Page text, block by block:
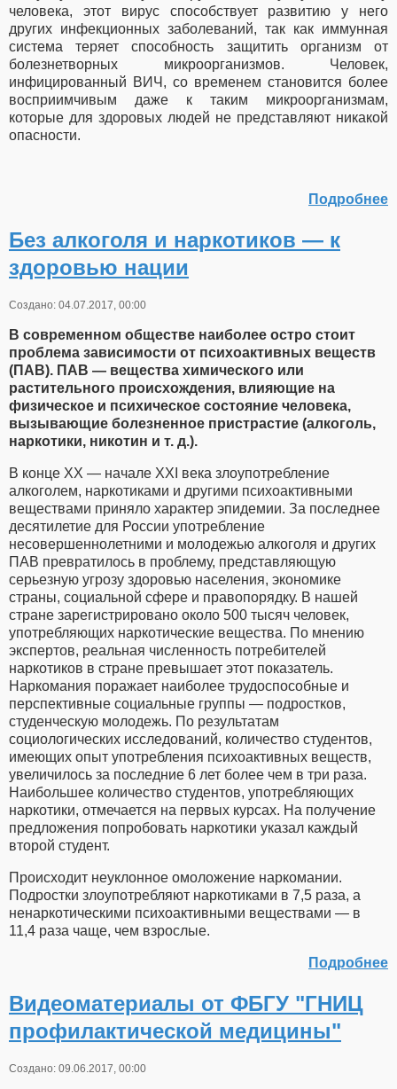
человека, этот вирус способствует развитию у него
других инфекционных заболеваний, так как иммунная
система теряет способность защитить организм от
болезнетворных микроорганизмов. Человек,
инфицированный ВИЧ, со временем становится более
восприимчивым даже к таким микроорганизмам,
которые для здоровых людей не представляют никакой
опасности.
Подробнее
Без алкоголя и наркотиков — к
здоровью нации
Создано: 04.07.2017, 00:00
В современном обществе наиболее остро стоит
проблема зависимости от психоактивных веществ
(ПАВ). ПАВ — вещества химического или
растительного происхождения, влияющие на
физическое и психическое состояние человека,
вызывающие болезненное пристрастие (алкоголь,
наркотики, никотин и т. д.).
В конце XX — начале XXI века злоупотребление
алкоголем, наркотиками и другими психоактивными
веществами приняло характер эпидемии. За последнее
десятилетие для России употребление
несовершеннолетними и молодежью алкоголя и других
ПАВ превратилось в проблему, представляющую
серьезную угрозу здоровью населения, экономике
страны, социальной сфере и правопорядку. В нашей
стране зарегистрировано около 500 тысяч человек,
употребляющих наркотические вещества. По мнению
экспертов, реальная численность потребителей
наркотиков в стране превышает этот показатель.
Наркомания поражает наиболее трудоспособные и
перспективные социальные группы — подростков,
студенческую молодежь. По результатам
социологических исследований, количество студентов,
имеющих опыт употребления психоактивных веществ,
увеличилось за последние 6 лет более чем в три раза.
Наибольшее количество студентов, употребляющих
наркотики, отмечается на первых курсах. На получение
предложения попробовать наркотики указал каждый
второй студент.
Происходит неуклонное омоложение наркомании.
Подростки злоупотребляют наркотиками в 7,5 раза, а
ненаркотическими психоактивными веществами — в
11,4 раза чаще, чем взрослые.
Подробнее
Видеоматериалы от ФБГУ "ГНИЦ
профилактической медицины"
Создано: 09.06.2017, 00:00